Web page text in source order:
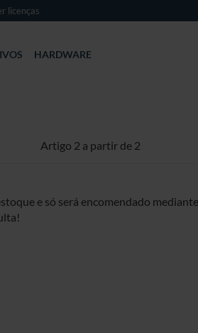
licenças
HARDWARE
Artigo 2 a partir de 2
e só será encomendado mediante